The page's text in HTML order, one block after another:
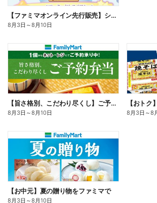
【ファミマオンライン先行販売】シルバニアファミリー
8月3日 ～8月10日
【旨さ格別、こだわり尽くし】ご予約弁当
8月3日 ～8月10日 8月3日 ～8
【お中元】夏の贈り物をファミマで
8月3日 ～8月10日